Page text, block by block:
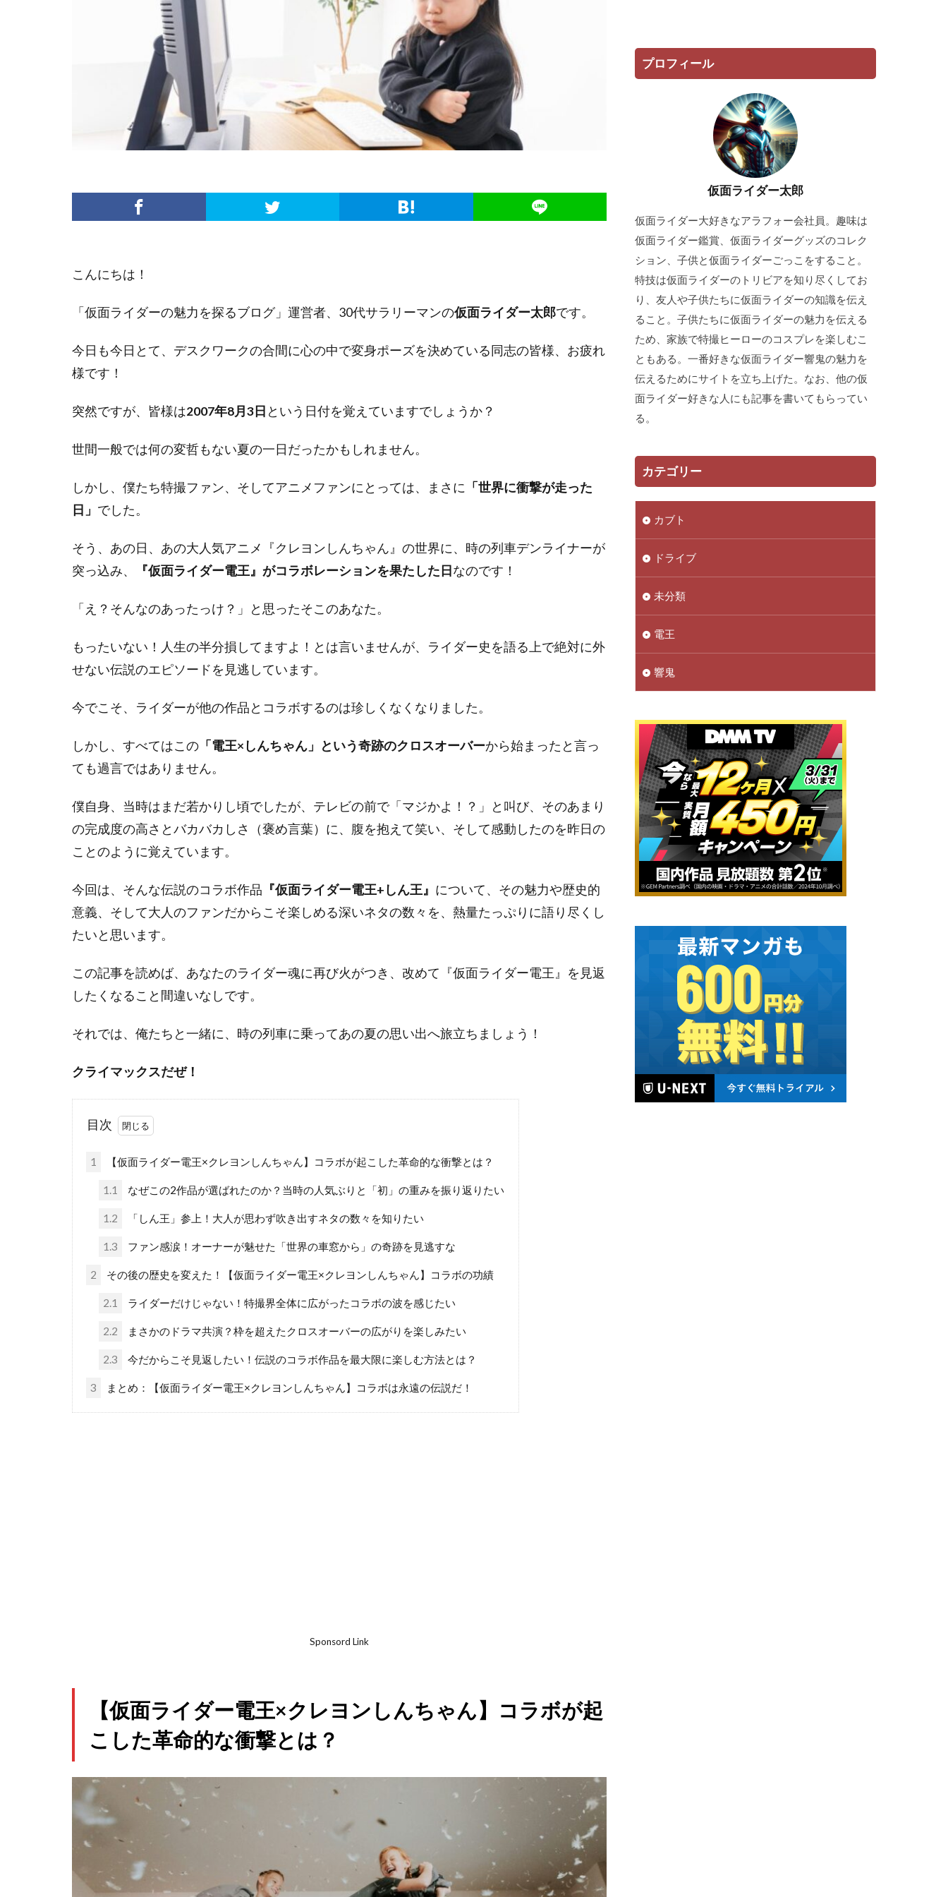
こんにちは！
「仮面ライダーの魅力を探るブログ」運営者、30代サラリーマンの仮面ライダー太郎です。
今日も今日とて、デスクワークの合間に心の中で変身ポーズを決めている同志の皆様、お疲れ
様です！
突然ですが、皆様は2007年8月3日 という日付を覚えていますでしょうか？
世間一般では何の変哲もない夏の一日だったかもしれません。
しかし、僕たち特撮ファン、そしてアニメファンにとっては、まさに 「世界に衝撃が走った
日」 でした。
そう、あの日、あの大人気アニメ『クレヨンしんちゃん』の世界に、時の列車デンライナーが
突っ込み、
『仮面ライダー電王』がコラボレーションを果たした日なのです！
「え？そんなのあったっけ？」と思ったそこのあなた。
もったいない！人生の半分損してますよ！とは言いませんが、ライダー史を語る上で絶対に外
せない伝説のエピソードを見逃しています。
今でこそ、ライダーが他の作品とコラボするのは珍しくなくなりました。
しかし、すべてはこの 「電王×しんちゃん」という奇跡のクロスオーバーから始まったと言っ
ても過言ではありません。
僕自身、当時はまだ若かりし頃でしたが、テレビの前で「マジかよ！？」と叫び、そのあまり
の完成度の高さとバカバカしさ（褒め言葉）に、腹を抱えて笑い、そして感動したのを昨日の
ことのように覚えています。
今回は、そんな伝説のコラボ作品 『仮面ライダー電王+しん王』 について、その魅力や歴史的
意義、そして大人のファンだからこそ楽しめる深いネタの数々を、熱量たっぷりに語り尽くし
たいと思います。
この記事を読めば、あなたのライダー魂に再び火がつき、改めて『仮面ライダー電王』を見返
したくなること間違いなしです。
それでは、俺たちと一緒に、時の列車に乗ってあの夏の思い出へ旅立ちましょう！
クライマックスだぜ！
目次
1 【仮面ライダー電王×クレヨンしんちゃん】コラボが起こした革命的な衝撃とは？
1.1 なぜこの2作品が選ばれたのか？当時の人気ぶりと「初」の重みを振り返りたい
1.2 「しん王」参上！大人が思わず吹き出すネタの数々を知りたい
1.3 ファン感涙！オーナーが魅せた「世界の車窓から」の奇跡を見逃すな
2 その後の歴史を変えた！【仮面ライダー電王×クレヨンしんちゃん】コラボの功績
2.1 ライダーだけじゃない！特撮界全体に広がったコラボの波を感じたい
2.2 まさかのドラマ共演？枠を超えたクロスオーバーの広がりを楽しみたい
2.3 今だからこそ見返したい！伝説のコラボ作品を最大限に楽しむ方法とは？
3 まとめ：【仮面ライダー電王×クレヨンしんちゃん】コラボは永遠の伝説だ！
Sponsord Link
【仮面ライダー電王×クレヨンしんちゃん】コラボが起
こした革命的な衝撃とは？
プロフィール
仮面ライダー太郎
仮面ライダー大好きなアラフォー会社員。趣味は
仮面ライダー鑑賞、仮面ライダーグッズのコレク
ション、子供と仮面ライダーごっこをすること。
特技は仮面ライダーのトリビアを知り尽くしてお
り、友人や子供たちに仮面ライダーの知識を伝え
ること。子供たちに仮面ライダーの魅力を伝える
ため、家族で特撮ヒーローのコスプレを楽しむこ
ともある。一番好きな仮面ライダー響鬼の魅力を
伝えるためにサイトを立ち上げた。なお、他の仮
面ライダー好きな人にも記事を書いてもらってい
る。
カテゴリー
カブト
ドライブ
未分類
電王
響鬼